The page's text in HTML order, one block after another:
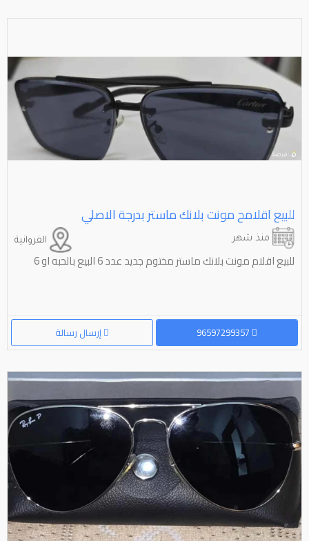
للبيع اقلامح مونت بلانك ماستر بدرجة الاصلي
الفروانية منذ شهر
للبيع اقلام مونت بلانك ماستر مختوم جديد عدد 6 البيع بالحبه او 6
إرسال رسالة